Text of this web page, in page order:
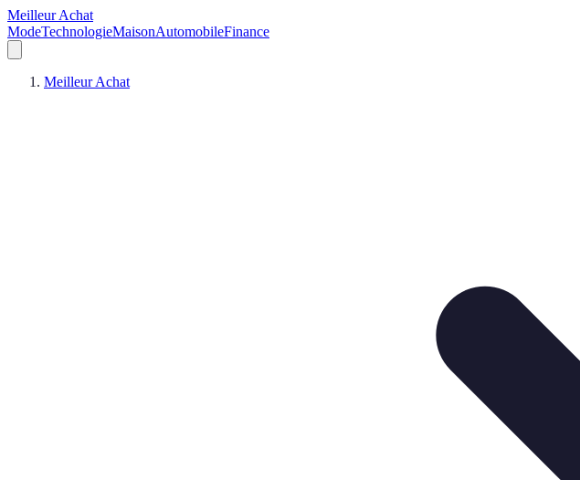
Meilleur Achat
ModeTechnologieMaisonAutomobileFinance
Meilleur Achat